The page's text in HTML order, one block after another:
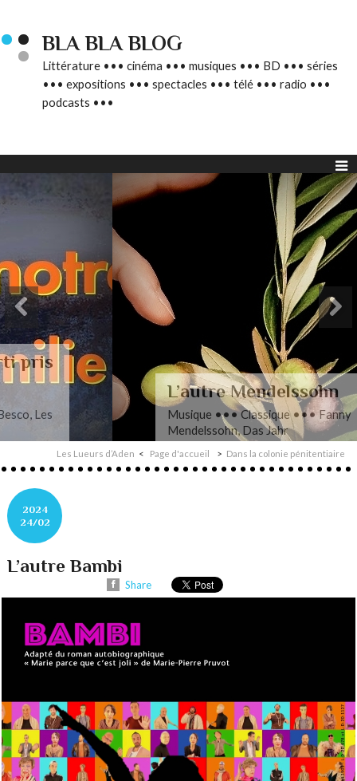
BLA BLA BLOG
Littérature ••• cinéma ••• musiques ••• BD ••• séries
••• expositions ••• spectacles ••• télé ••• radio •••
podcasts •••
L’autre Mendelssohn
Musique ••• Classique ••• Fanny
Mendelssohn, Das Jahr
Les Lueurs d’Aden Page d'accueil Dans la colonie pénitentiaire
2024
24/02
L’autre Bambi
Share